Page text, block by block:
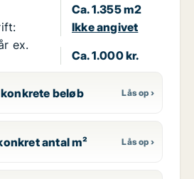
Ca. 1.355 m2
Ikke angivet
ex.
Ca. 1.000 kr.
beløb
antal m²